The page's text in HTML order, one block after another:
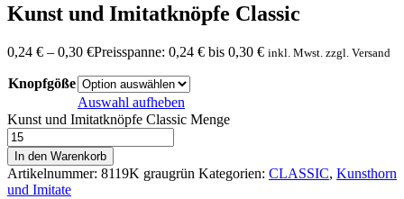
Kunst und Imitatknöpfe Classic
0,24 € – 0,30 €Preisspanne: 0,24 € bis 0,30 € inkl. Mwst. zzgl. Versand
Knopfgöße
Auswahl aufheben
Kunst und Imitatknöpfe Classic Menge
In den Warenkorb
Artikelnummer: 8119K graugrün Kategorien: CLASSIC, Kunsthorn
und Imitate